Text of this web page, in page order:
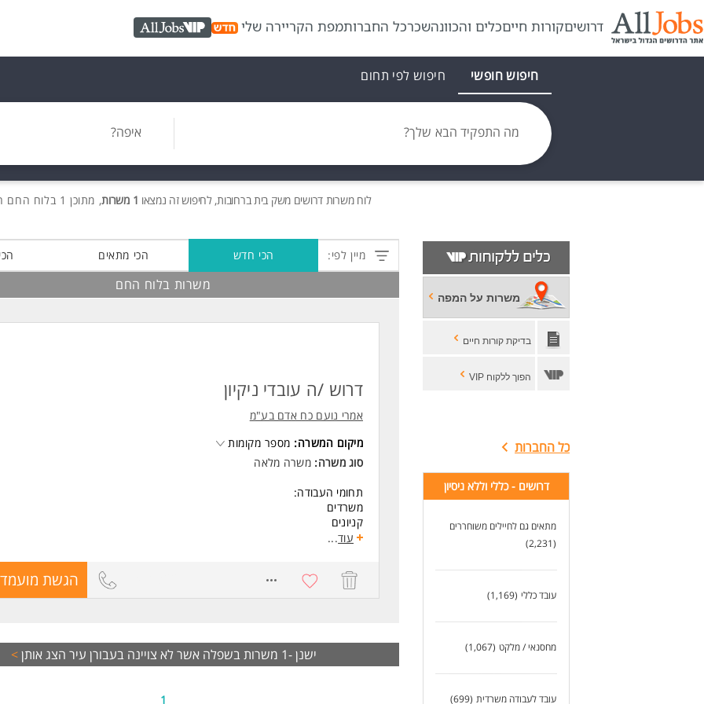
דרושיםקורות חייםכלים והכוונהשכרכל החברותמפת הקריירה שלי AllJobs VIP
חיפוש חופשי חיפוש לפי תחום
מה התפקיד הבא שלך? איפה?
לוח משרות דרושים משק בית ברחובות, לחיפוש זה נמצאו 1 משרות , מתוכן 1 בלוח החם חינם!
משרות על המפה
בדיקת קורות חיים
הפוך ללקוח VIP
כל החברות
דרושים - כללי וללא ניסיון
מתאים גם לחיילים משוחררים
(2,231)
עובד כללי (1,169)
מחסנאי / מלקט (1,067)
עובד לעבודה משרדית (699)
מיין לפי: הכי חדש הכי מתאים
משרות בלוח החם
דרוש /ה עובדי ניקיון
אמרי נועם כח אדם בע"מ
מיקום המשרה: מספר מקומות
סוג משרה: משרה מלאה
תחומי העבודה:
משרדים
קניונים
בנייני מגורים
יכולת עבודה עצמאית ובצוות
זמינות לעבודה במשמרות בוקר / לילה
תעודת זהות
לעובדים זרים אישור עבודה בתוקף
עוד...
הגשת
ישנן -1 משרות בשפלה אשר לא צויינה בעבורן עיר הצג אותן>
1